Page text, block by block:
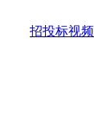
招投标视频